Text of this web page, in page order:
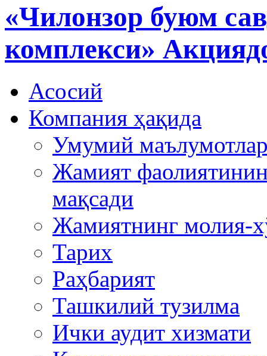
«Чилонзор буюм
комплекси»
Асосий
Компания ҳақида
Умумий
Жамият
мақсади
Жамиятнинг молия-
Тарих
Раҳбарият
Ташкилий тузилма
Ички аудит хизмати